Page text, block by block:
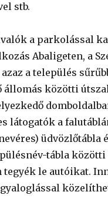
stb.
a parkolással
Abaligeten, a
a település
állomás közötti
látogatók a
üdvözlőtábla
tábla közötti
tegyék le autóikat.